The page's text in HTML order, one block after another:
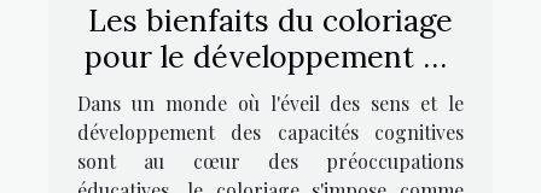
Les bienfaits du coloriage
pour le développement de
la motricité fine chez les
enfants
Dans un monde où l'éveil des sens et le
développement des capacités cognitives
sont au cœur des préoccupations